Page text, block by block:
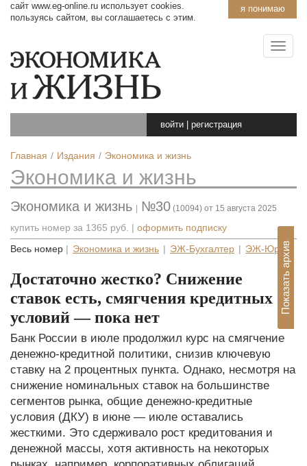
я понимаю
сайт www.eg-online.ru использует cookies.
пользуясь сайтом, вы соглашаетесь с этим.
войти регистрация
Главная Издания Экономика и жизнь
Экономика и жизнь
Экономика и жизнь №30 (10094) от 15 августа 2025
купить номер за 1365 руб. | оформить подписку
Весь номер Экономика и жизнь ЭЖ-Бухгалтер ЭЖ-Юрист
Показать архив
Достаточно жестко? Снижение
ставок есть, смягчения кредитных
условий — пока нет
Банк России в июле продолжил курс на смягчение
денежно-кредитной политики, снизив ключевую
ставку на 2 процентных пункта. Однако, несмотря на
снижение номинальных ставок на большинстве
сегментов рынка, общие денежно-кредитные
условия (ДКУ) в июне — июле оставались
жесткими. Это сдерживало рост кредитования и
денежной массы, хотя активность на некоторых